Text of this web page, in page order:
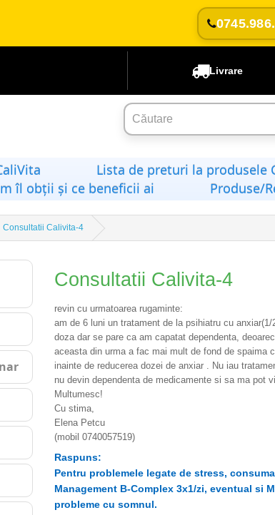
Livrare
Lista de preturi la produsele
îl obții și ce beneficii ai
Produse/
Consultatii Calivita-4
Consultatii Calivita-4
revin cu urmatoarea rugaminte:
am de 6 luni un tratament de la psihiatru cu
doza dar se pare ca am capatat dependenta,
aceasta din urma a fac mai mult de fond de spaima
inainte de reducerea dozei de anxiar . Nu iau
nu devin dependenta de medicamente si sa ma pot
Multumesc!
Cu stima,
Elena Petcu
(mobil 0740057519)
Raspuns:
Pentru problemele legate de stress,
Management B-Complex 3x1/zi, eventual si
probleme cu somnul.